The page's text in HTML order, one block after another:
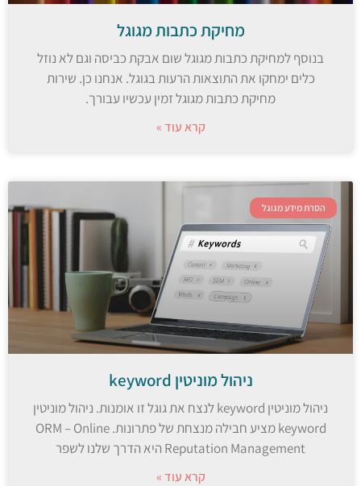
מחיקת כתבות מגוגל
בנוסף למחיקת כתבות מגוגל שום אבקת כביסה וגם לא נוזל
כלים ימחקו את התוצאות הרעות בגוגל. אנחנו כן. שירות
מחיקת כתבות מגוגל זמין עכשיו עבורך.
קרא עוד »
הסרת מידע מגוגל
ניהול מוניטין keyword
ניהול מוניטין keyword לנצח את גוגל זו אומנות. ניהול מוניטין
keyword מציע חבילה מנצחת של פתרונות. ORM – Online
Reputation Management היא הדרך שלנו לשפר
קרא עוד »